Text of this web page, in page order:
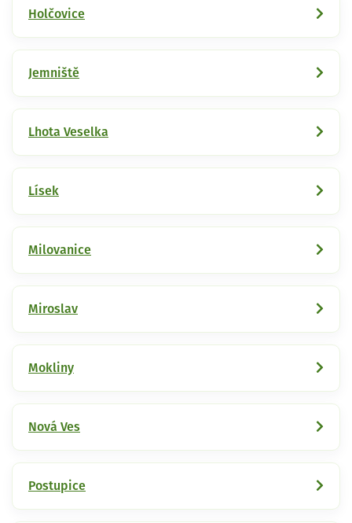
Holčovice
Jemniště
Lhota Veselka
Lísek
Milovanice
Miroslav
Mokliny
Nová Ves
Postupice